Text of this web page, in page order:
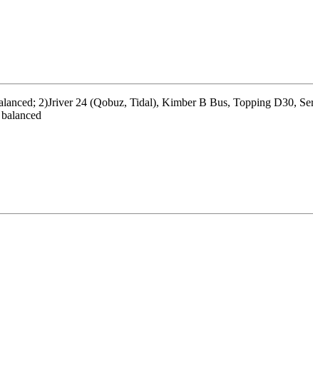
2)Jriver 24 (Qobuz, Tidal), Kimber B Bus, Topping D30,